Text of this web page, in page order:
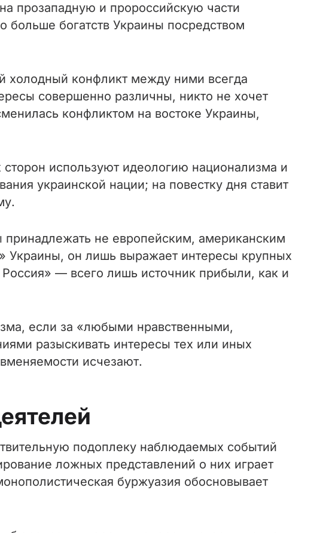
прозападную и пророссийскую части
больше богатств Украины посредством
холодный конфликт между ними всегда
совершенно различны, никто не хочет
конфликтом на востоке Украины,
используют идеологию национализма и
украинской нации; на повестку дня ставит
не европейским, американским
Украины, он лишь выражает интересы крупных
— всего лишь источник прибыли, как и
если за «любыми нравственными,
разыскивать интересы тех или иных
исчезают.
подоплеку наблюдаемых событий
ложных представлений о них играет
буржуазия обосновывает